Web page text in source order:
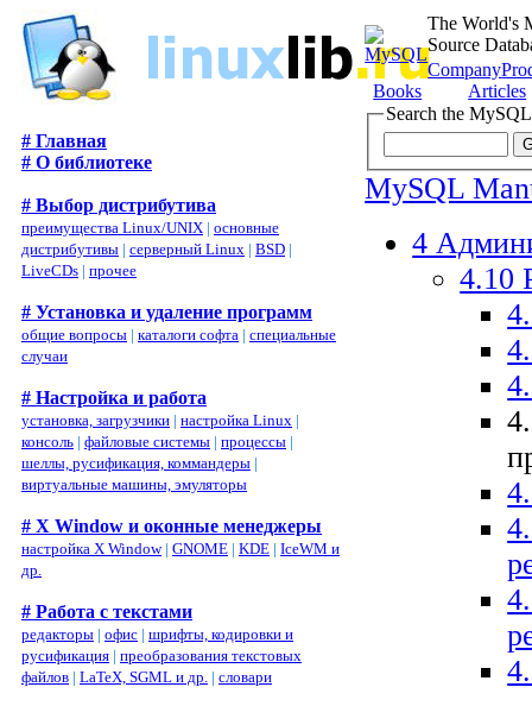
# Главная
# О библиотеке
# Выбор дистрибутива
преимущества Linux/UNIX | основные
дистрибутивы | серверный Linux | BSD |
LiveCDs | прочее
# Установка и удаление программ
общие вопросы | каталоги софта | специальные
случаи
# Настройка и работа
установка, загрузчики | настройка Linux |
консоль | файловые системы | процессы |
шеллы, русификация, коммандеры |
виртуальные машины, эмуляторы
# X Window и оконные менеджеры
настройка X Window| GNOME | KDE | IceWM и
др.
# Работа с текстами
редакторы | офис | шрифты, кодировки и
русификация | преобразования текстовых
файлов | LaTeX, SGML и др. | словари
The World's
Source
Company
Books
Articles
Search the
MySQL
4
4.10